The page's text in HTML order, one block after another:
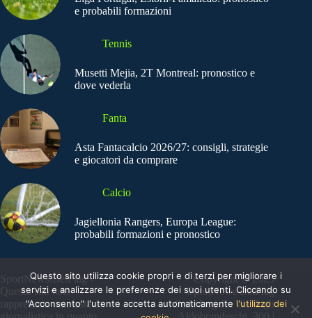
e probabili formazioni
Tennis
Musetti Mejia, 2T Montreal: pronostico e
dove vederla
Fanta
Asta Fantacalcio 2026/27: consigli, strategie
e giocatori da comprare
Calcio
Jagiellonia Rangers, Europa League:
probabili formazioni e pronostico
SportNews.BetFlag -
Questo sito non
rappresenta una testata
Copyright © 2025
SportNews BetFlag
Sede Legale: Via degli
Questo sito utilizza cookie propri e di terzi per migliorare i
servizi e analizzare le preferenze dei suoi utenti. Cliccando su
"Acconsento" l'utente accetta automaticamente l'utilizzo dei